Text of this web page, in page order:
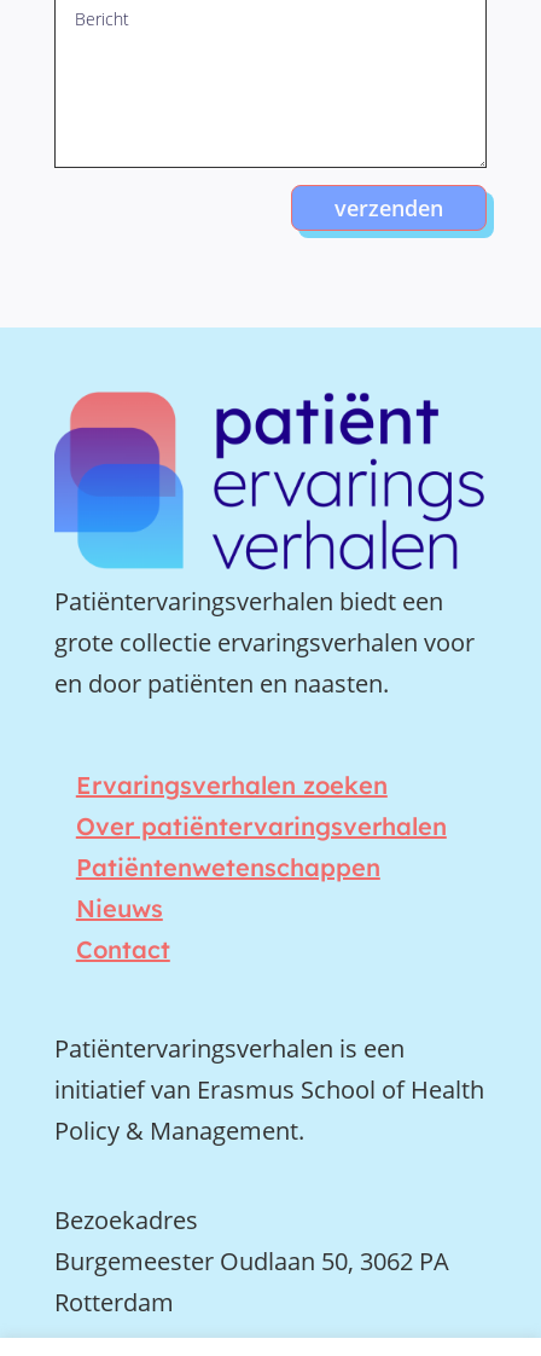
verzenden
Patiëntervaringsverhalen biedt een
grote collectie ervaringsverhalen voor
en door patiënten en naasten.
Ervaringsverhalen zoeken
Over patiëntervaringsverhalen
Patiëntenwetenschappen
Nieuws
Contact
Patiëntervaringsverhalen is een
initiatief van Erasmus School of Health
Policy & Management.
Bezoekadres
Burgemeester Oudlaan 50, 3062 PA
Rotterdam